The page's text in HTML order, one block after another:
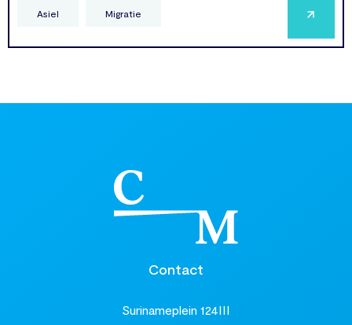
Asiel Migratie
Contact
Surinameplein 124III